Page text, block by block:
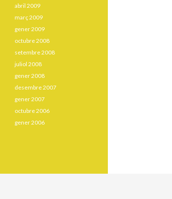
abril 2009
març 2009
gener 2009
octubre 2008
setembre 2008
juliol 2008
gener 2008
desembre 2007
gener 2007
octubre 2006
gener 2006